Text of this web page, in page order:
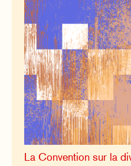
La Convention sur la